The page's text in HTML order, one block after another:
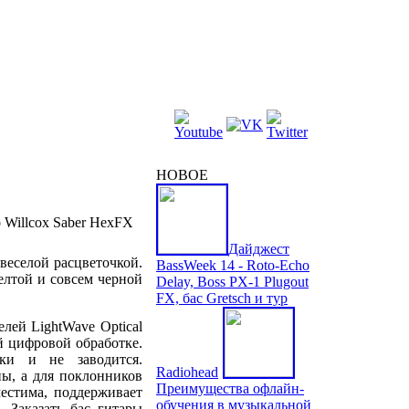
расцветочкой.
и совсем черной
LightWave Optical
обработке.
и не заводится.
а для поклонников
поддерживает
НОВОЕ
Дайджест
BassWeek 14 - Roto-Echo
Delay, Boss PX-1 Plugout
FX, бас Gretsch и тур
Radiohead
Преимущества офлайн-
обучения в музыкальной